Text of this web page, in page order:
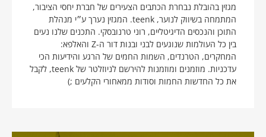
מגזין בהובלת נבחרת הכתבים הצעירים של חברת יחסי הציבור,
המתמחה בשיווק לנוער, teenk. המגזין נערך ע״י מנהלת
התוכן והנכסים הדיגיטליים, רוני טרנובסקי. התכנים שלנו נעים
בין כל העולמות שנוגעים לבני ובנות דור ה-Z והאלפא:
המחקרים, הטרנדים, השמות החמים של הרגע והידיעות הכי
עדכניות. מוזמנים ומוזמנות להירשם לניוזלטר של teenk, לקבל
את כל החדשות החמות וסודות ממאחורי הקלעים ;)